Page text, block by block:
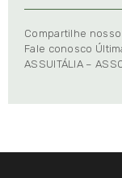
Compartilhe nosso
Fale conosco
ASSUITÁLIA –